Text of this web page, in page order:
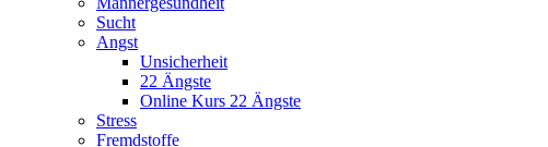
Sucht
Angst
Unsicherheit
22 Ängste
Online Kurs 22 Ängste
Stress
Fremdstoffe